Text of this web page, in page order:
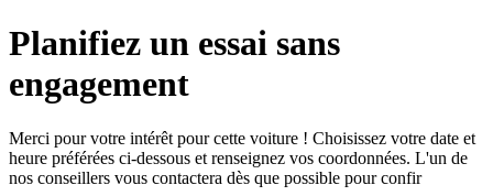
Planifiez un essai sans
engagement
Merci pour votre intérêt pour cette voiture ! Choisissez votre date et
heure préférées ci-dessous et renseignez vos coordonnées. L'un de
nos conseillers vous contactera dès que possible pour confir